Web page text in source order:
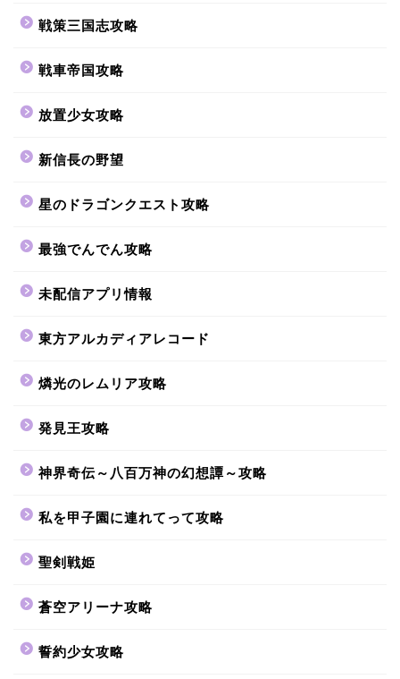
戦策三国志攻略
戦車帝国攻略
放置少女攻略
新信長の野望
星のドラゴンクエスト攻略
最強でんでん攻略
未配信アプリ情報
東方アルカディアレコード
燐光のレムリア攻略
発見王攻略
神界奇伝～八百万神の幻想譚～攻略
私を甲子園に連れてって攻略
聖剣戦姫
蒼空アリーナ攻略
誓約少女攻略